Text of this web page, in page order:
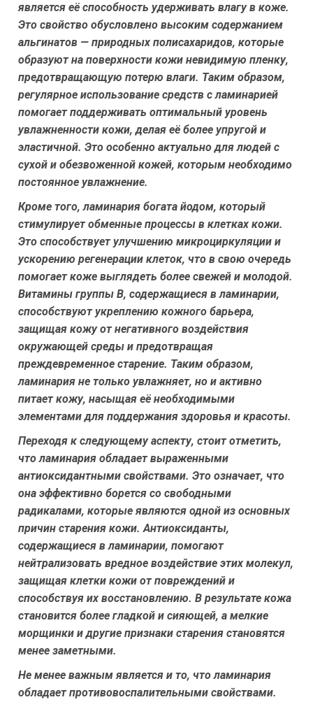
является её способность удерживать влагу в коже.
Это свойство обусловлено высоким содержанием
альгинатов — природных полисахаридов, которые
образуют на поверхности кожи невидимую пленку,
предотвращающую потерю влаги. Таким образом,
регулярное использование средств с ламинарией
помогает поддерживать оптимальный уровень
увлажненности кожи, делая её более упругой и
эластичной. Это особенно актуально для людей с
сухой и обезвоженной кожей, которым необходимо
постоянное увлажнение.
Кроме того, ламинария богата йодом, который
стимулирует обменные процессы в клетках кожи.
Это способствует улучшению микроциркуляции и
ускорению регенерации клеток, что в свою очередь
помогает коже выглядеть более свежей и молодой.
Витамины группы B, содержащиеся в ламинарии,
способствуют укреплению кожного барьера,
защищая кожу от негативного воздействия
окружающей среды и предотвращая
преждевременное старение. Таким образом,
ламинария не только увлажняет, но и активно
питает кожу, насыщая её необходимыми
элементами для поддержания здоровья и красоты.
Переходя к следующему аспекту, стоит отметить,
что ламинария обладает выраженными
антиоксидантными свойствами. Это означает, что
она эффективно борется со свободными
радикалами, которые являются одной из основных
причин старения кожи. Антиоксиданты,
содержащиеся в ламинарии, помогают
нейтрализовать вредное воздействие этих молекул,
защищая клетки кожи от повреждений и
способствуя их восстановлению. В результате кожа
становится более гладкой и сияющей, а мелкие
морщинки и другие признаки старения становятся
менее заметными.
Не менее важным является и то, что ламинария
обладает противовоспалительными свойствами.